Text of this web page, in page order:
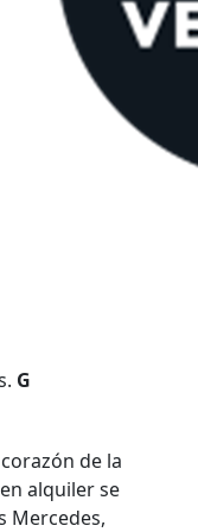
G
de la
alquiler se
Mercedes,